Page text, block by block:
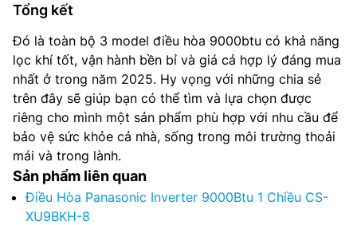
Tổng kết
Đó là toàn bộ 3 model điều hòa 9000btu có khả năng
lọc khí tốt, vận hành bền bỉ và giá cả hợp lý đáng mua
nhất ở trong năm 2025. Hy vọng với những chia sẻ
trên đây sẽ giúp bạn có thể tìm và lựa chọn được
riêng cho mình một sản phẩm phù hợp với nhu cầu để
bảo vệ sức khỏe cả nhà, sống trong môi trường thoải
mái và trong lành.
Sản phẩm liên quan
Điều Hòa Panasonic Inverter 9000Btu 1 Chiều CS-
XU9BKH-8